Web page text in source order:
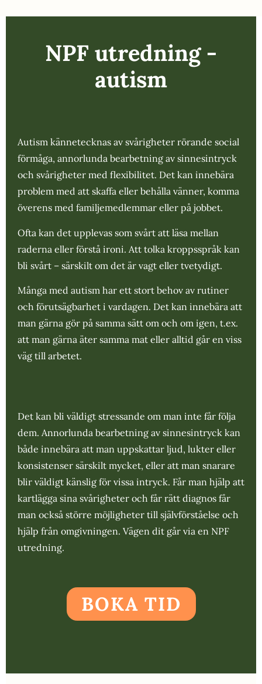
NPF utredning -
autism
Autism kännetecknas av svårigheter rörande social
förmåga, annorlunda bearbetning av sinnesintryck
och svårigheter med flexibilitet. Det kan innebära
problem med att skaffa eller behålla vänner, komma
överens med familjemedlemmar eller på jobbet.
Ofta kan det upplevas som svårt att läsa mellan
raderna eller förstå ironi. Att tolka kroppsspråk kan
bli svårt – särskilt om det är vagt eller tvetydigt.
Många med autism har ett stort behov av rutiner
och förutsägbarhet i vardagen. Det kan innebära att
man gärna gör på samma sätt om och om igen, t.ex.
att man gärna äter samma mat eller alltid går en viss
väg till arbetet.
Det kan bli väldigt stressande om man inte får följa
dem. Annorlunda bearbetning av sinnesintryck kan
både innebära att man uppskattar ljud, lukter eller
konsistenser särskilt mycket, eller att man snarare
blir väldigt känslig för vissa intryck. Får man hjälp att
kartlägga sina svårigheter och får rätt diagnos får
man också större möjligheter till självförståelse och
hjälp från omgivningen. Vägen dit går via en NPF
utredning.
BOKA TID